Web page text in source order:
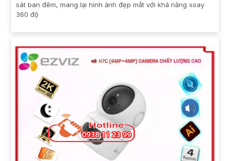
sát ban đêm, mang lại hình ảnh đẹp mắt với khả năng xoay
360 độ